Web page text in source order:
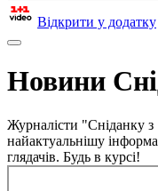
Відкрити у додатку
Новини
Журналісти "Сніданку
найактуальнішу
глядачів. Будь в курсі!